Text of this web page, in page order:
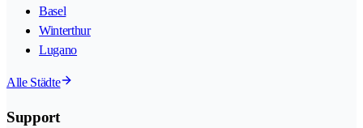
Basel
Winterthur
Lugano
Alle Städte
Support